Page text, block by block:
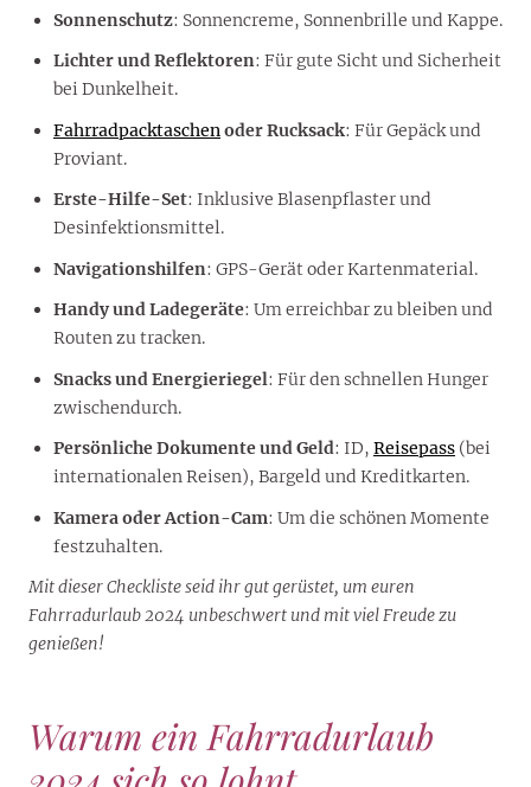
Sonnenschutz: Sonnencreme, Sonnenbrille und Kappe.
Lichter und Reflektoren: Für gute Sicht und Sicherheit
bei Dunkelheit.
Fahrradpacktaschenoder Rucksack: Für Gepäck und
Proviant.
Erste-Hilfe-Set: Inklusive Blasenpflaster und
Desinfektionsmittel.
Navigationshilfen: GPS-Gerät oder Kartenmaterial.
Handy und Ladegeräte: Um erreichbar zu bleiben und
Routen zu tracken.
Snacks und Energieriegel: Für den schnellen Hunger
zwischendurch.
Persönliche Dokumente und Geld: ID, Reisepass (bei
internationalen Reisen), Bargeld und Kreditkarten.
Kamera oder Action-Cam: Um die schönen Momente
festzuhalten.
Mit dieser Checkliste seid ihr gut gerüstet, um euren
Fahrradurlaub 2024 unbeschwert und mit viel Freude zu
genießen!
Warum ein Fahrradurlaub